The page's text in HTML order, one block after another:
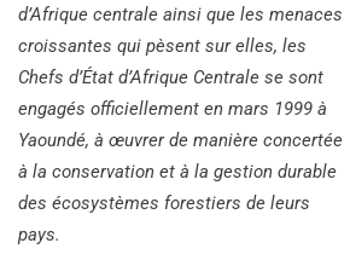
d’Afrique centrale ainsi que les menaces
croissantes qui pèsent sur elles, les
Chefs d’État d’Afrique Centrale se sont
engagés officiellement en mars 1999 à
Yaoundé, à œuvrer de manière concertée
à la conservation et à la gestion durable
des écosystèmes forestiers de leurs
pays.